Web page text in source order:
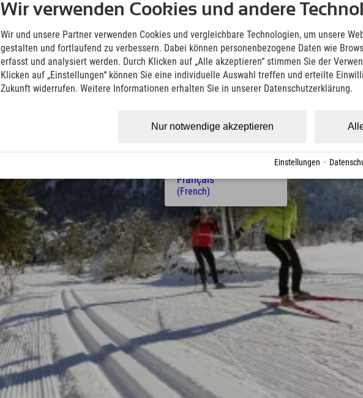
Wir verwenden Cookies und andere
Wir und unsere Partner verwenden Cookies und vergleichbare Technologien, um unsere
gestalten und fortlaufend zu verbessern. Dabei können personenbezogene Daten wie
erfasst und analysiert werden. Durch Klicken auf „Alle akzeptieren“ stimmen Sie der
Klicken auf „Einstellungen“ können Sie eine individuelle Auswahl treffen und erteilte
Zukunft widerrufen. Weitere Informationen erhalten Sie in unserer Datenschutzerklärung.
Nur notwendige akzeptieren
Einstellungen ·
Deutsch
(German)
English
(English)
Italiano
(Italian)
Čeština
(Czech)
Magyar
Nederlands
Français
(French)